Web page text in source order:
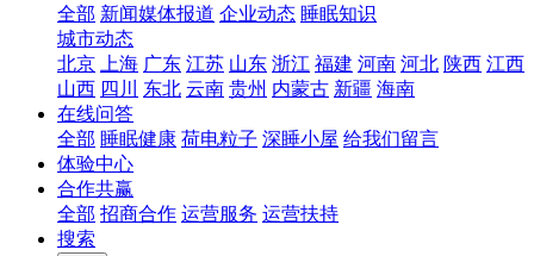
全部 新闻媒体报道 企业动态 睡眠知识
城市动态
北京
上海 广东 江苏 山东 浙江 福建 河南 河北 陕西 江西
山西 四川 东北 云南 贵州 内蒙古 新疆 海南
在线问答
全部 睡眠健康 荷电粒子 深睡小屋 给我们留言
体验中心
合作共赢
全部 招商合作 运营服务 运营扶持
搜索